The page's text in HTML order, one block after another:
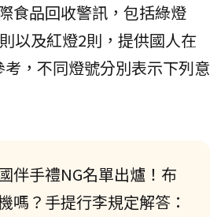
食品回收警訊，包括綠燈
以及紅燈2則，提供國人在
，不同燈號分別表示下列意
伴手禮NG名單出爐！布
嗎？手提行李規定解答：